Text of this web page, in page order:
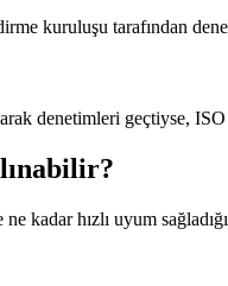
kuruluşu tarafından
denetimleri geçtiyse,
kadar hızlı uyum